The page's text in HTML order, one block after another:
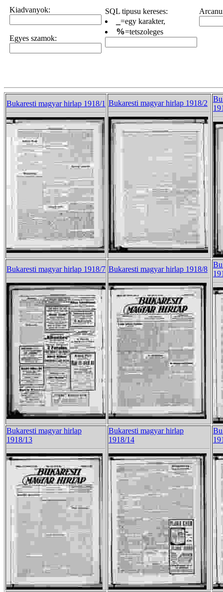
Kiadvanyok:
Egyes szamok:
SQL tipusu kereses:
=egy karakter,
%=tetszoleges
Bukaresti magyar hirlap 1918/1 Bukaresti magyar hirlap 1918/2
Bukaresti magyar hirlap 1918/7 Bukaresti magyar hirlap 1918/8
Bukaresti magyar hirlap
1918/13
Bukaresti magyar hirlap
1918/14